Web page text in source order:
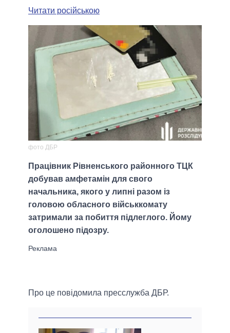
Читати російською
фото ДБР
Працівник Рівненського районного ТЦК
добував амфетамін для свого
начальника, якого у липні разом із
головою обласного військкомату
затримали за побиття підлеглого. Йому
оголошено підозру.
Про це повідомила пресслужба ДБР.